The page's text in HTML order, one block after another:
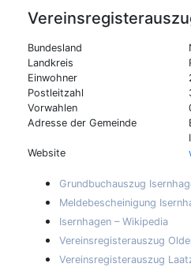
Bundesland
Landkreis
Einwohner
Postleitzahl
Vorwahlen
Adresse der Gemeinde
Website
Grundbuchauszug
Meldebescheinigung
Isernhagen – Wikipedia
Vereinsregisterauszug
Vereinsregisterauszug